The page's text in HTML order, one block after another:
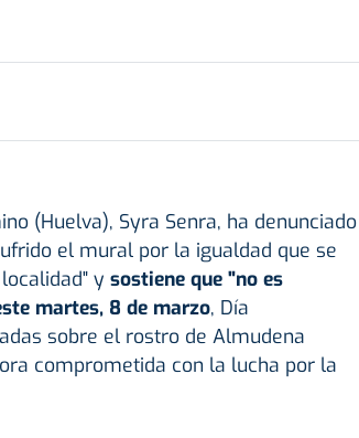
(Huelva), Syra Senra, ha denunciado
el mural por la igualdad que se
y sostiene que "no es
martes, 8 de marzo, Día
sobre el rostro de Almudena
comprometida con la lucha por la